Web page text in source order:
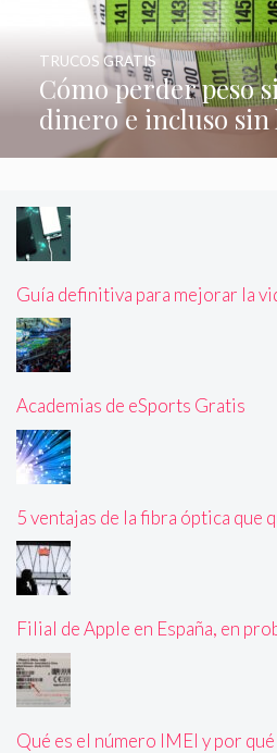
Cómo perder peso
dinero e incluso sin
TRUCOS GRATIS
Guía definitiva para mejorar la
Academias de eSports Gratis
5 ventajas de la fibra óptica que
Filial de Apple en España, en
Qué es el número IMEI y por